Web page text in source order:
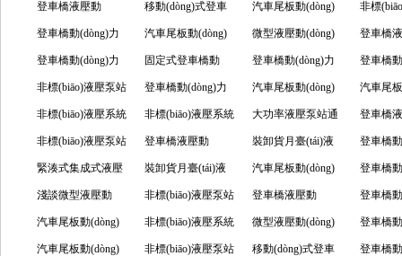
(xiàng) (diǎn)介紹 (xiàng)
點(diǎn)？ 過哪些方面出發
(fā)？
(yīng)考慮什么？ 成？
力單元的工作原理
及優(yōu)點(diǎn)
有哪些？
力單元的作用包括
哪些？
(dòng)力單元用來
做什么的，有哪些
部件組成，有什么
特點
(diǎn)？
力單元
么，怎
運(yùn)行
登車橋液壓動
(dòng)力單元的作
用、組成部件及特
點(diǎn)分享
移動(dòng)式登車
橋動(dòng)力單元
用于哪里？
汽車尾板動(dòng)
力單元的作用是什
么？需注意的保養
(yǎng)有哪些？
非標
是什么
的？
登車橋動(dòng)力
單元組成的部件及
各部件作用
汽車尾板動(dòng)
力單元有哪些類
型，怎么維護
(hù)？
微型液壓動(dòng)
力單元的組成、保
養(yǎng)與維護(hù)
登車橋
(dòng)
用、
理多方
登車橋動(dòng)力
單元之登車橋日常
生活中的作用
固定式登車橋動
(dòng)力單元怎么
正確調(diào)試？
登車橋動(dòng)力
單元的使用該怎么
順利進(jìn)行？
登車橋
單元的
(zhǔn)則
非標(biāo)液壓泵站
該做好哪些維護
(hù)保養(yǎng)？
登車橋動(dòng)力
單元其主要部件有
哪些，有什么作
用？
汽車尾板動(dòng)
力單元的各方面特
點(diǎn)
汽車尾
力單元
特點
非標(biāo)液壓系統
(tǒng)工作的原理
及性能特點(diǎn)
非標(biāo)液壓系統
(tǒng)正常使用應
(yīng)注意的事項
(xiàng)
大功率液壓泵站通
常具備哪些優(yōu)
點(diǎn)？
登車橋
(dòng)
(yùn)用
工作
非標(biāo)液壓泵站
的液壓組成部分分
享
登車橋液壓動
(dòng)力單元是什
么，作用及原理怎
樣？
裝卸貨月臺(tái)液
壓動(dòng)力單元
其部件的相關
(guān)作用
登車橋
單元怎
(yōu)點
么？
緊湊式集成式液壓
泵站的作用及工作
原理
裝卸貨月臺(tái)液
壓動(dòng)力單元
的組成部件包括哪
些？
汽車尾板動(dòng)
力單元的常見故障
及維修
登車橋
單元是
計(jì)？
淺談微型液壓動
(dòng)力單元的結
(jié)構(gòu)及特點
非標(biāo)液壓泵站
的性能與設(shè)計
(jì)要點(diǎn)
登車橋液壓動
(dòng)力單元為什
么設(shè)計(jì)，怎
登車橋
單元的
(zhǔn)則有
汽車尾板動(dòng)
力單元的用途及注
非標(biāo)液壓系統
(tǒng)長期工作需
微型液壓動(dòng)
力單元的故障處理
登車橋
單元相
汽車尾板動(dòng) 非標(biāo)液壓泵站 移動(dòng)式登車 登車橋